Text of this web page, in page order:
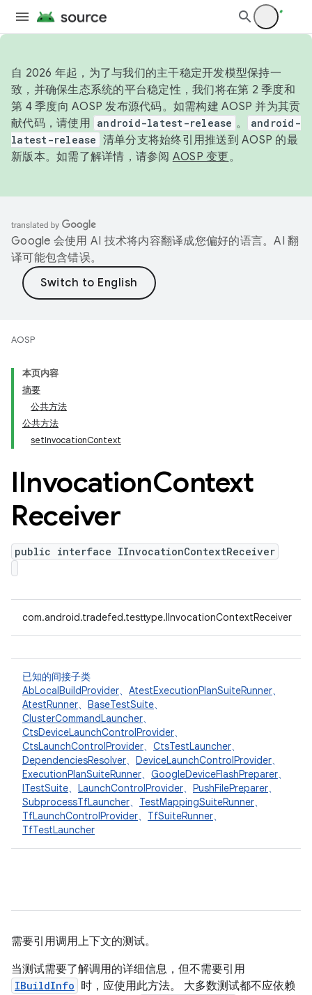
自 2026 年起，为了与我们的主干稳定开发模型保持一
致，并确保生态系统的平台稳定性，我们将在第 2 季度和
第 4 季度向 AOSP 发布源代码。如需构建 AOSP 并为其贡
献代码，请使用 android-latest-release 。
android-
latest-release 清单分支将始终引用推送到 AOSP 的最
新版本。如需了解详情，请参阅 AOSP 变更。
Google 会使用 AI 技术将内容翻译成您偏好的语言。AI 翻
译可能包含错误。
AOSP
本页内容
摘要
公共方法
公共方法
setInvocationContext
IInvocationContext
Receiver
public interface IInvocationContextReceiver
com.android.tradefed.testtype.IInvocationContextReceiver
已知的间接子类
AbLocalBuildProvider、 AtestExecutionPlanSuiteRunner、
AtestRunner、 BaseTestSuite、
ClusterCommandLauncher、
CtsDeviceLaunchControlProvider、
CtsLaunchControlProvider、 CtsTestLauncher、
DependenciesResolver、 DeviceLaunchControlProvider、
ExecutionPlanSuiteRunner、 GoogleDeviceFlashPreparer、
ITestSuite、 LaunchControlProvider、 PushFilePreparer、
SubprocessTfLauncher、 TestMappingSuiteRunner、
TfLaunchControlProvider、 TfSuiteRunner、
TfTestLauncher
需要引用调用上下文的测试。
当测试需要了解调用的详细信息，但不需要引用
IBuildInfo 时，应使用此方法。 大多数测试都不应依赖